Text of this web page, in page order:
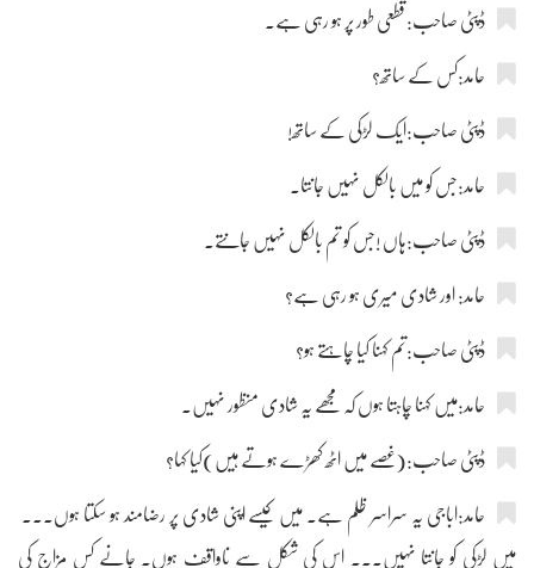
ڈپٹی صاحب:قطعی طور پر ہو رہی ہے۔
حامد:کس کے ساتھ؟
ڈپٹی صاحب:ایک لڑکی کے ساتھ!
حامد:جس کو میں بالکل نہیں جانتا۔
ڈپٹی صاحب:ہاں !جس کو تم بالکل نہیں جانتے۔
حامد: اور شادی میری ہو رہی ہے؟
ڈپٹی صاحب:تم کہنا کیا چاہتے ہو؟
حامد:میں کہنا چاہتا ہوں کہ مجھے یہ شادی منظور نہیں۔
ڈپٹی صاحب:(غصے میں اٹھ کھڑے ہوتے ہیں)کیا کہا؟
حامد:اباجی یہ سراسر ظلم ہے۔ میں کیسے اپنی شادی پر رضامند ہو سکتا ہوں۔۔۔
میں لڑکی کو جانتا نہیں۔۔۔ اس کی شکل سے ناواقف ہوں۔ جانے کس مزاج کی